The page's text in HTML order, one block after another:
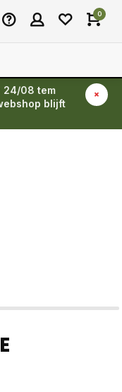
0
24/08 tem
blijft